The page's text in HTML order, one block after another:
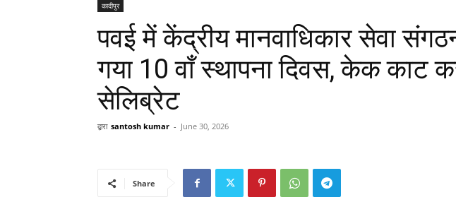
कादीपुर
पवई में केंद्रीय मानवाधिकार सेवा
गया 10 वाँ स्थापना दिवस, केक काट
सेलिब्रेट
द्वारा santosh kumar - June 30, 2026
Share